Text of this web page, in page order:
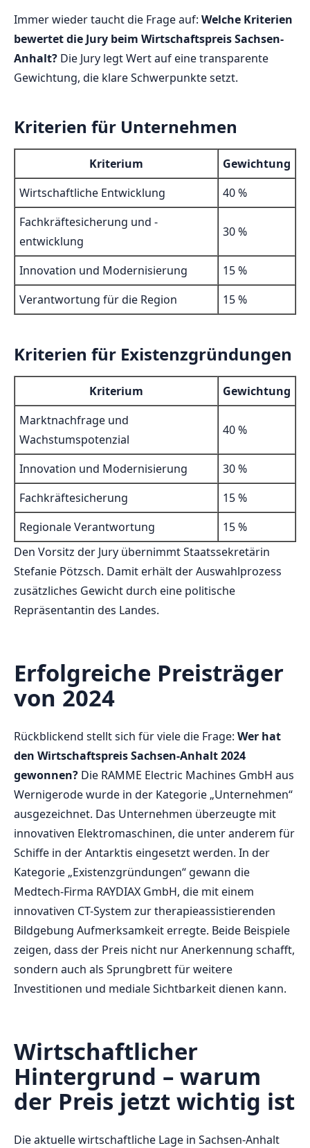
Immer wieder taucht die Frage auf: Welche Kriterien
bewertet die Jury beim Wirtschaftspreis Sachsen-
Anhalt? Die Jury legt Wert auf eine transparente
Gewichtung, die klare Schwerpunkte setzt.
Kriterien für Unternehmen
Kriterium
Gewichtung
Wirtschaftliche Entwicklung
40 %
Fachkräftesicherung und -
entwicklung
30 %
Innovation und Modernisierung
15 %
Verantwortung für die Region
15 %
Kriterien für Existenzgründungen
Kriterium
Gewichtung
Marktnachfrage und
Wachstumspotenzial
40 %
Innovation und Modernisierung
30 %
Fachkräftesicherung
15 %
Regionale Verantwortung
15 %
Den Vorsitz der Jury übernimmt Staatssekretärin
Stefanie Pötzsch. Damit erhält der Auswahlprozess
zusätzliches Gewicht durch eine politische
Repräsentantin des Landes.
Erfolgreiche Preisträger
von 2024
Rückblickend stellt sich für viele die Frage: Wer hat
den Wirtschaftspreis Sachsen-Anhalt 2024
gewonnen? Die RAMME Electric Machines GmbH aus
Wernigerode wurde in der Kategorie „Unternehmen“
ausgezeichnet. Das Unternehmen überzeugte mit
innovativen Elektromaschinen, die unter anderem für
Schiffe in der Antarktis eingesetzt werden. In der
Kategorie „Existenzgründungen“ gewann die
Medtech-Firma RAYDIAX GmbH, die mit einem
innovativen CT-System zur therapieassistierenden
Bildgebung Aufmerksamkeit erregte. Beide Beispiele
zeigen, dass der Preis nicht nur Anerkennung schafft,
sondern auch als Sprungbrett für weitere
Investitionen und mediale Sichtbarkeit dienen kann.
Wirtschaftlicher
Hintergrund – warum
der Preis jetzt wichtig ist
Die aktuelle wirtschaftliche Lage in Sachsen-Anhalt